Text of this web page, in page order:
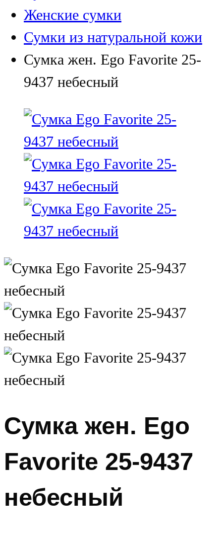
Женские сумки
Сумки из натуральной кожи
Сумка жен. Ego Favorite 25-
9437 небесный
Сумка жен. Ego
Favorite 25-9437
небесный